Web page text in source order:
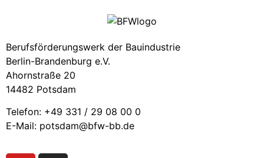
Berufsförderungswerk der Bauindustrie
Berlin-Brandenburg e.V.
Ahornstraße 20
14482 Potsdam
Telefon: +49 331 / 29 08 00 0
E-Mail: potsdam@bfw-bb.de